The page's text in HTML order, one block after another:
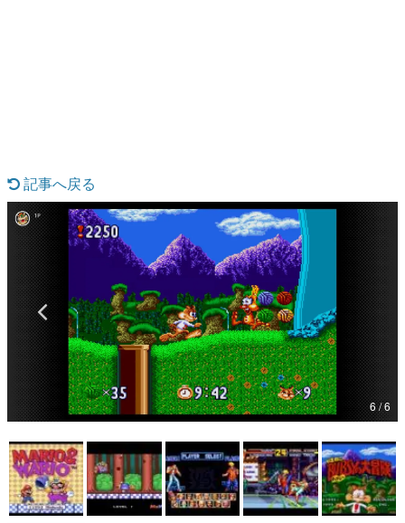
カテゴリ
特集記事
マンガ
女性向け
アプリレビュー
その他
電ファミニコゲーマーとは？
運営：株式会社マレ
記事へ戻る
6 / 6